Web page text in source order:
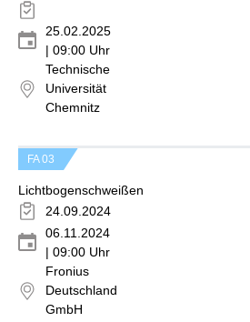
25.02.2025
| 09:00 Uhr
Technische
Universität
Chemnitz
FA 03
Lichtbogenschweißen
24.09.2024
06.11.2024
| 09:00 Uhr
Fronius
Deutschland
GmbH